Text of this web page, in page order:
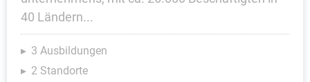
40 Ländern...
3 Ausbildungen
2 Standorte